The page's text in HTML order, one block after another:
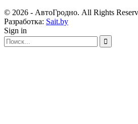
© 2026 - АвтоГродно. All Rights
Разработка: Sait.by
Sign in